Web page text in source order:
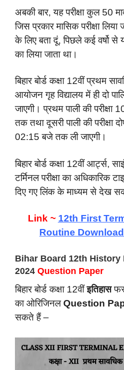
अबकी बार, यह परीक्षा कुल 50
जिस प्रकार मासिक परीक्षा लिया
के लिए बता दूं, पिछले कई वर्षो से
का लिया जाता था।
बिहार बोर्ड कक्षा 12वीं प्रथम
आयोजन गृह विद्यालय में ही दो
जाएगी। प्रथम पाली की
तक तथा दूसरी पाली की परीक्षा
02:15 बजे तक ली जाएगी।
बिहार बोर्ड कक्षा 12वीं आर्ट्स,
टर्मिनल परीक्षा का अधिकारिक
दिए गए लिंक के माध्यम से देख
Link ~ 12th First
Routine
Bihar Board 12th History
2024 Question Paper
बिहार बोर्ड कक्षा 12वींइतिहास
का ओरिजिनलQuestion
सकते हैं –